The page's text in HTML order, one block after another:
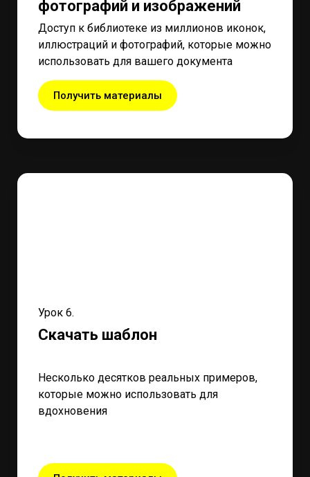
фотографий и изображений
Доступ к библиотеке из миллионов иконок,
иллюстраций и фотографий, которые можно
использовать для вашего документа
Получить материалы
Урок 6.
Скачать шаблон
Несколько десятков реальных примеров,
которые можно использовать для
вдохновения